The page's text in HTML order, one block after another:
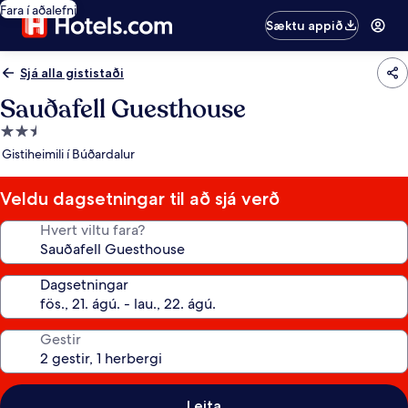
Fara í aðalefni
Sæktu appið
Sjá alla gististaði
Sauðafell Guesthouse
2.5
stjörnu
Gistiheimili í Búðardalur
Veldu dagsetningar til að sjá verð
Hvert viltu fara?
Dagsetningar
Gestir